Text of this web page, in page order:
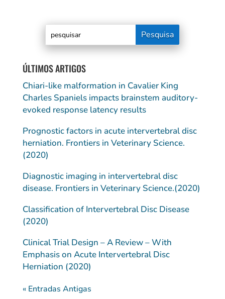
ÚLTIMOS ARTIGOS
Chiari-like malformation in Cavalier King
Charles Spaniels impacts brainstem auditory-
evoked response latency results
Prognostic factors in acute intervertebral disc
herniation. Frontiers in Veterinary Science.
(2020)
Diagnostic imaging in intervertebral disc
disease. Frontiers in Veterinary Science.(2020)
Classification of Intervertebral Disc Disease
(2020)
Clinical Trial Design – A Review – With
Emphasis on Acute Intervertebral Disc
Herniation (2020)
« Entradas Antigas